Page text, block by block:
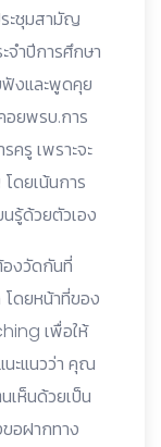
ะชุมสามัญ
จำปีการศึกษา
ฟังและพูดคุย
ยพรบ.การ
ครู เพราะจะ
ดยเน้นการ
รู้ด้วยตัวเอง
องวัดกันที่
ดยหน้าที่ของ
เพื่อให้
นะแนวว่า คุณ
เห็นด้วยเป็น
อฝากทาง